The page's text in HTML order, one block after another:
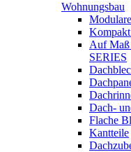
Wohnungsbau
Auf Maß
SERIES
Dach-
Flache
Kantteile